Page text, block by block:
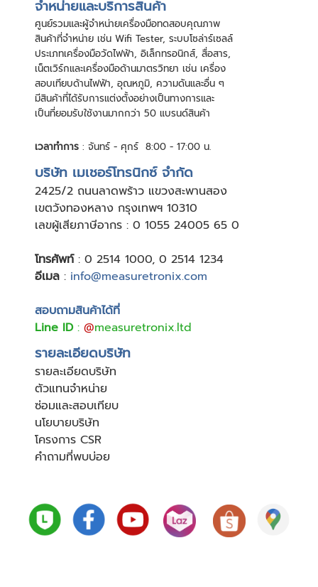
จําหน่ายและบริการสินค้า
ศูนย์รวมและผู้จําหน่ายเครื่องมือทดสอบคุณภาพ
สินค้าที่จําหน่าย เช่น Wifi Tester, ระบบโซล่าร์เซลล์
ประเภทเครื่องมือวัดไฟฟ้า, อิเล็กทรอนิกส์, สื่อสาร,
เน็ตเวิร์กและเครื่องมือด้านมาตรวิทยา เช่น เครื่อง
สอบเทียบด้านไฟฟ้า, อุณหภูมิ, ความดันและอื่น ๆ
มีสินค้าที่ได้รับการแต่งตั้งอย่างเป็นทางการและ
เป็นที่ยอมรับใช้งานมากกว่า 50 แบรนด์สินค้า
เวลาทำการ : จันทร์ - ศุกร์ 8:00 - 17:00 น.
บริษัท เมเชอร์โทรนิกซ์ จำกัด
2425/2 ถนนลาดพร้าว แขวงสะพานสอง
เขตวังทองหลาง กรุงเทพฯ 10310
เลขผู้เสียภาษีอากร : 0 1055 24005 65 0
โทรศัพท์: 0 2514 1000, 0 2514 1234
อีเมล : info@measuretronix.com
สอบถามสินค้าได้ที่
Line ID: @measuretronix.ltd
รายละเอียดบริษัท
รายละเอียดบริษัท
ตัวแทนจำหน่าย
ซ่อมและสอบเทียบ
นโยบายบริษัท
โครงการ CSR
คำถามที่พบบ่อย